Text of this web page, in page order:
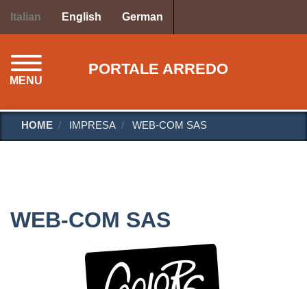
Italian English German
PORTALE ARREDO
MENU
HOME IMPRESA WEB-COM SAS
WEB-COM SAS